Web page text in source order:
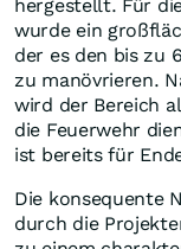
hergestellt. Für
wurde ein
der es den bis zu
zu manövrieren.
wird der Bereich
die Feuerwehr
ist bereits für
Die konsequente
durch die